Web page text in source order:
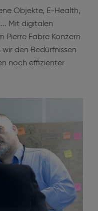
Objekte, E-Health,
Mit digitalen
Pierre Fabre Konzern
den Bedürfnissen
noch effizienter